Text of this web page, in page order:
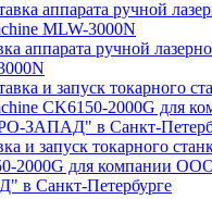
аппарата ручной
и запуск токарного
2000G для компании
в Санкт-Петербурге